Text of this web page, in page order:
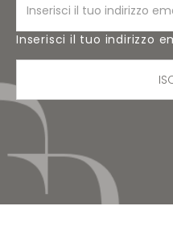
Inserisci il tuo indirizzo